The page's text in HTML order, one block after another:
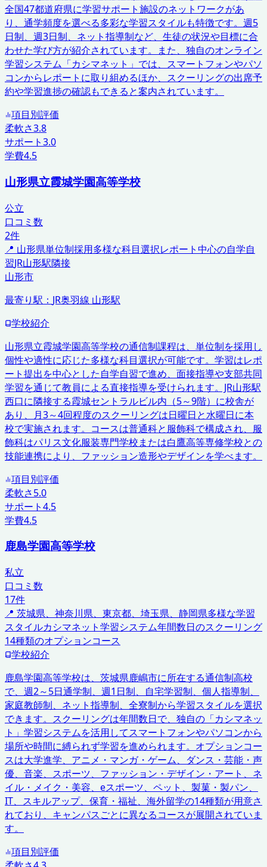
全国47都道府県に学習サポート施設のネットワークがあ
り、通学頻度を選べる多彩な学習スタイルも特徴です。週5
日制、週3日制、ネット指導制など、生徒の状況や目標に合
わせた学び方が紹介されています。また、独自のオンライン
学習システム「カシマネット」では、スマートフォンやパソ
コンからレポートに取り組めるほか、スクーリングの出席予
約や学習進捗の確認もできると案内されています。
項目別評価
柔軟さ3.8
サポート3.0
学費4.5
山形県立霞城学園高等学校
公立
口コミ数
2件
📍 山形県単位制採用多様な科目選択レポート中心の自学自
習JR山形駅隣接
山形市
最寄り駅： JR奥羽線 山形駅
学校紹介
山形県立霞城学園高等学校の通信制課程は、単位制を採用し
個性や適性に応じた多様な科目選択が可能です。学習はレポ
ート提出を中心とした自学自習で進め、面接指導や支部共同
学習を通じて教員による直接指導を受けられます。JR山形駅
西口に隣接する霞城セントラルビル内（5～9階）に校舎が
あり、月3～4回程度のスクーリングは日曜日と水曜日に本
校で実施されます。コースは普通科と服飾科で構成され、服
飾科はパリス文化服装専門学校または白鷹高等専修学校との
技能連携により、ファッション造形やデザインを学べます。
項目別評価
柔軟さ5.0
サポート4.5
学費4.5
鹿島学園高等学校
私立
口コミ数
17件
📍 茨城県、神奈川県、東京都、埼玉県、静岡県多様な学習
スタイルカシマネット学習システム年間数日のスクーリング
14種類のオプションコース
学校紹介
鹿島学園高等学校は、茨城県鹿嶋市に所在する通信制高校
で、週2～5日通学制、週1日制、自宅学習制、個人指導制、
家庭教師制、ネット指導制、全寮制から学習スタイルを選択
できます。スクーリングは年間数日で、独自の「カシマネッ
ト」学習システムを活用してスマートフォンやパソコンから
場所や時間に縛られず学習を進められます。オプションコー
スは大学進学、アニメ・マンガ・ゲーム、ダンス・芸能・声
優、音楽、スポーツ、ファッション・デザイン・アート、ネ
イル・メイク・美容、eスポーツ、ペット、製菓・製パン、
IT、スキルアップ、保育・福祉、海外留学の14種類が用意さ
れており、キャンパスごとに異なるコースが展開されていま
す。
項目別評価